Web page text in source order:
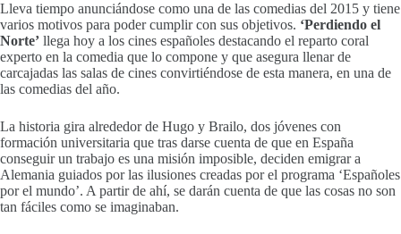
Lleva tiempo anunciándose como una de las comedias del 2015 y tiene
varios motivos para poder cumplir con sus objetivos. ‘Perdiendo el
Norte’ llega hoy a los cines españoles destacando el reparto coral
experto en la comedia que lo compone y que asegura llenar de
carcajadas las salas de cines convirtiéndose de esta manera, en una de
las comedias del año.
La historia gira alrededor de Hugo y Brailo, dos jóvenes con
formación universitaria que tras darse cuenta de que en España
conseguir un trabajo es una misión imposible, deciden emigrar a
Alemania guiados por las ilusiones creadas por el programa ‘Españoles
por el mundo’. A partir de ahí, se darán cuenta de que las cosas no son
tan fáciles como se imaginaban.